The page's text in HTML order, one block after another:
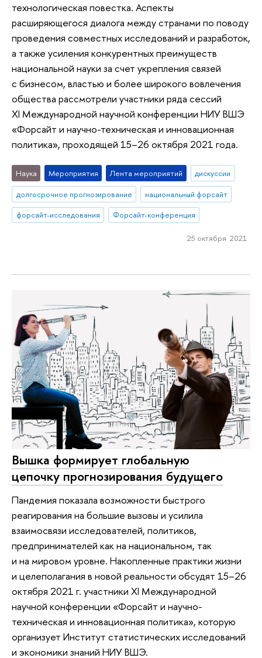
технологическая повестка. Аспекты
расширяющегося диалога между странами по поводу
проведения совместных исследований и разработок,
а также усиления конкурентных преимуществ
национальной науки за счет укрепления связей
с бизнесом, властью и более широкого вовлечения
общества рассмотрели участники ряда сессий
XI Международной научной конференции НИУ ВШЭ
«Форсайт и научно-техническая и инновационная
политика», проходящей 15–26 октября 2021 года.
Наука Мероприятия Лента мероприятий
дискуссии
долгосрочное прогнозирование
национальный форсайт
форсайт-исследования
Форсайт-конференция
25 октября 2021
Вышка формирует глобальную
цепочку прогнозирования будущего
Пандемия показала возможности быстрого
реагирования на большие вызовы и усилила
взаимосвязи исследователей, политиков,
предпринимателей как на национальном, так
и на мировом уровне. Накопленные практики жизни
и целеполагания в новой реальности обсудят 15–26
октября 2021 г. участники XI Международной
научной конференции «Форсайт и научно-
техническая и инновационная политика», которую
организует Институт статистических исследований
и экономики знаний НИУ ВШЭ.